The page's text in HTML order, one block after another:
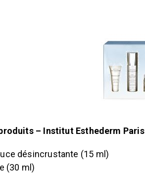
– Institut Esthederm Paris
désincrustante (15 ml)
(30 ml)